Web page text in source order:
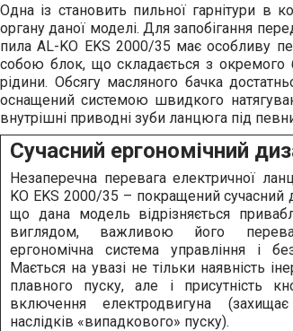
Одна із становить пильної гарнітури в
органу даної моделі. Для запобігання
пила AL-KO EKS 2000/35 має особливу
собою блок, що складається з
рідини. Обсягу масляного бачка
оснащений системою швидкого
внутрішні приводні зуби ланцюга під
Сучасний ергономічний
Незаперечна перевага електричної
KO EKS 2000/35 – покращений сучасний
що дана модель відрізняється
виглядом, важливою його
ергономічна система управління і
Мається на увазі не тільки наявність
плавного пуску, але і присутність
включення електродвигуна
наслідків «випадкового» пуску).